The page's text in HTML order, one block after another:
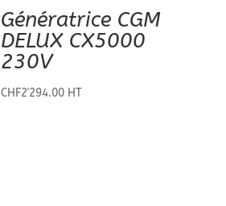
Génératrice CGM
DELUX CX5000
230V
CHF2'294.00 HT